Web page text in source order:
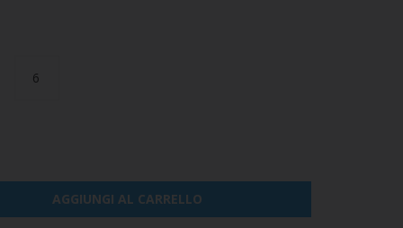
6
AGGIUNGI AL CARRELLO